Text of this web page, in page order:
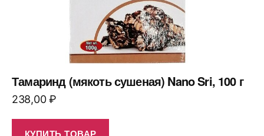
Тамаринд (мякоть сушеная) Nano Sri, 100 г
238,00₽